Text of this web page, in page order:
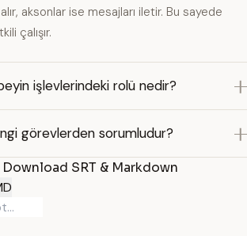
aksonlar ise mesajları iletir. Bu sayede
çalışır.
işlevlerindeki rolü nedir?
görevlerden sorumludur?
SRT & Markdown